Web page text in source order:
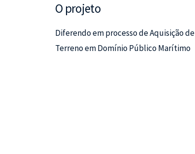
O projeto
Diferendo em processo de Aquisição de
Terreno em Domínio Público Marítimo